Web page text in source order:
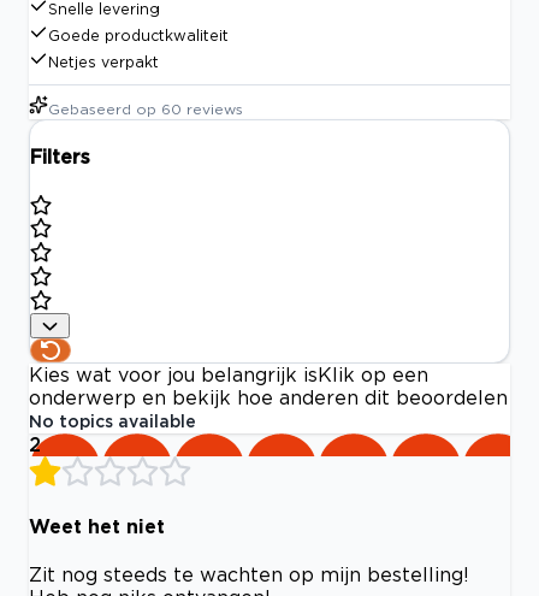
Snelle levering
Goede productkwaliteit
Netjes verpakt
Gebaseerd op 60 reviews
Filters
Kies wat voor jou belangrijk is Klik op een
onderwerp en bekijk hoe anderen dit beoordelen
No topics available
2
Weet het niet
Zit nog steeds te wachten op mijn bestelling!